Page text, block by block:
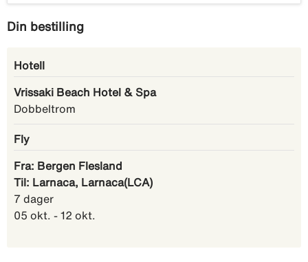
Din bestilling
Hotell
Vrissaki Beach Hotel & Spa
Dobbeltrom
Fly
Fra: Bergen Flesland
Til: Larnaca, Larnaca(LCA)
7 dager
05 okt. - 12 okt.